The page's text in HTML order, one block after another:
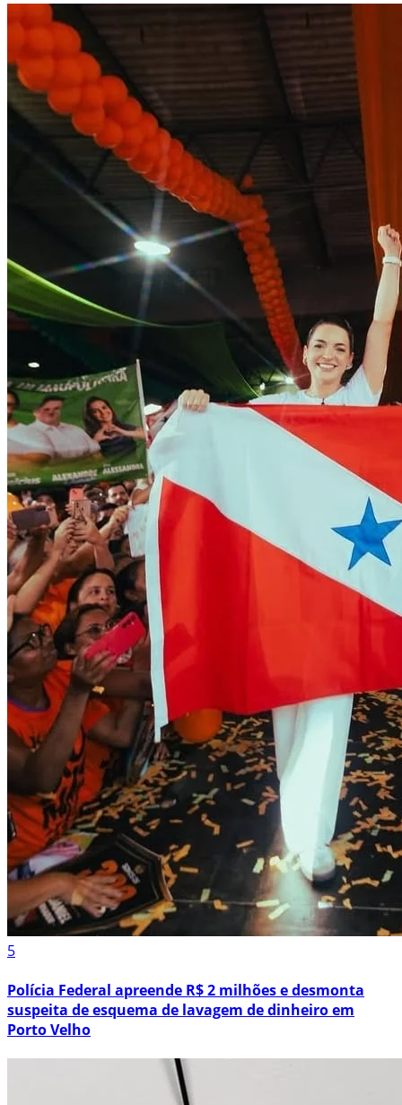
5
Polícia Federal apreende R$ 2 milhões e desmonta
suspeita de esquema de lavagem de dinheiro em
Porto Velho